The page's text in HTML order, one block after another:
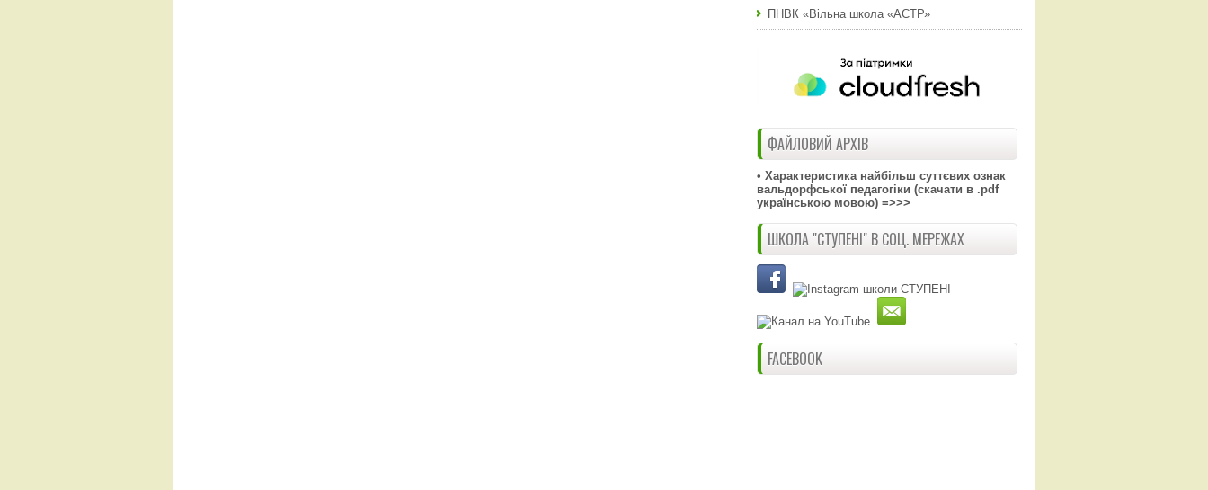
ПНВК «Вільна школа «АСТР»
ФАЙЛОВИЙ АРХІВ
• Характеристика найбільш суттєвих ознак
вальдорфської педагогіки (скачати в .pdf
українською мовою) =>>>
ШКОЛА "СТУПЕНІ" В СОЦ. МЕРЕЖАХ
FACEBOOK